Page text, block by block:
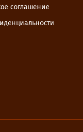
соглашение